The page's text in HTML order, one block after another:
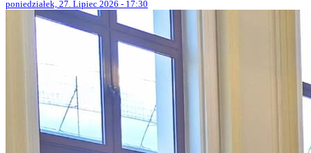
poniedziałek, 27. Lipiec 2026 - 17:30